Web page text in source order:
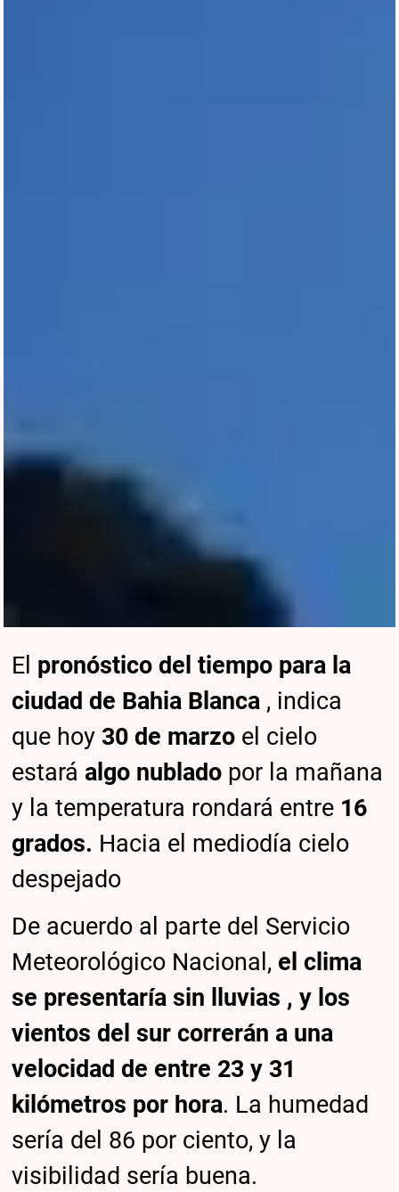
El pronóstico del tiempo para la
ciudad de Bahia Blanca , indica
que hoy 30 de marzo el cielo
estará algo nublado por la mañana
y la temperatura rondará entre 16
grados. Hacia el mediodía cielo
despejado
De acuerdo al parte del Servicio
Meteorológico Nacional, el clima
se presentaría sin lluvias , y los
vientos del sur correrán a una
velocidad de entre 23 y 31
kilómetros por hora. La humedad
sería del 86 por ciento, y la
visibilidad sería buena.